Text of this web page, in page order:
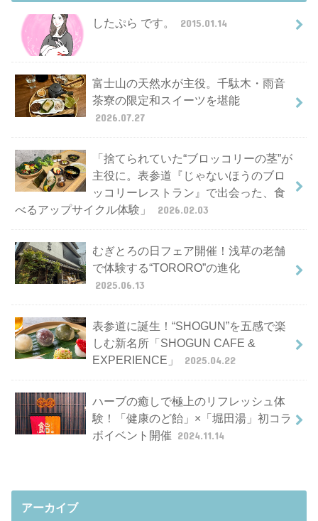
したぷら です。 2015.01.14
富士山の天然水が主役。千駄木・雨音
茶寮の限定和スイーツを堪能
2026.07.27
「捨てられていた“ブロッコリーの茎”が
主役に。表参道『じゃないほうのブロ
ッコリーレストラン』で出会った、食
べるアップサイクル体験」
2026.02.03
むぎとろの日フェア開催！浅草の老舗
で体験する“TORORO”の進化
2025.06.13
表参道に誕生！“SHOGUN”を五感で楽
しむ新名所「SHOGUN CAFE &
EXPERIENCE」
2025.04.22
ハーブの癒しで極上のリフレッシュ体
験！「健康のど飴」×「堀田湯」初コラ
ボイベント開催 2024.11.14
アーカイブ